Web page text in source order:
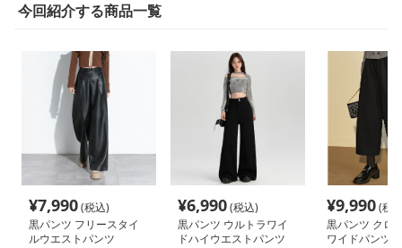
今回紹介する商品一覧
¥7,990(税込)
黒パンツ フリースタイ
ルウエストパンツ
¥6,990(税込)
黒パンツ ウルトラワイ
ドハイウエストパンツ
¥9,990(税
黒パンツ クロ
ワイドパンツ